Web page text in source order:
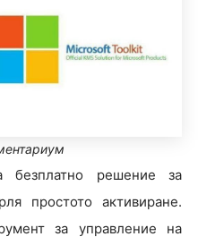
безплатно решение за
простото активиране.
за управление на